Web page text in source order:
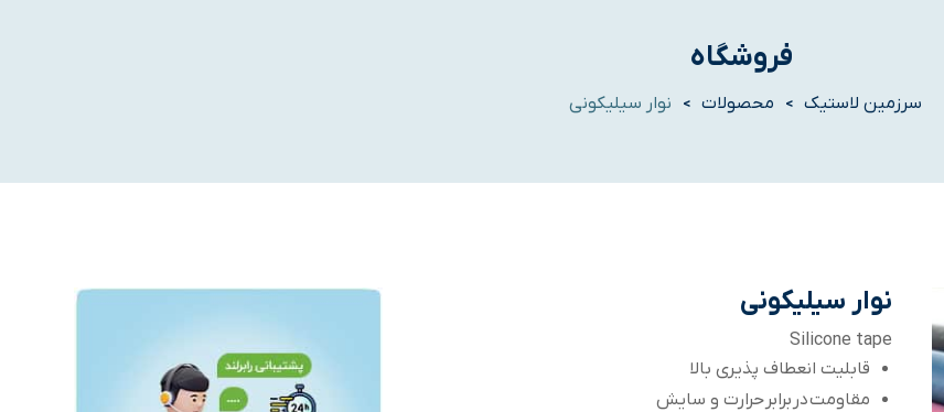
فروشگاه
سرزمین لاستیک > محصولات > نوار سیلیکونی
نوار سیلیکونی
Silicone tape
قابلیت انعطاف پذیری بالا
مقاومت در برابر حرارت و سایش